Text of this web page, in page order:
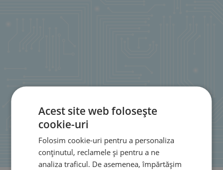
Acest site web folosește
cookie-uri
Folosim cookie-uri pentru a personaliza
conținutul, reclamele și pentru a ne
analiza traficul. De asemenea, împărtășim